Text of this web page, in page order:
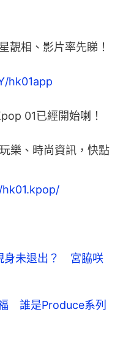
靚相、影片率先睇！
hk01app
01已經開始喇！
樂、時尚資訊，快點
身未退出？ 宮脇咲
誰是Produce系列